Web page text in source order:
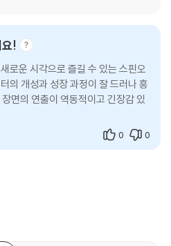
!
로운 시각으로 즐길 수 있는 스핀오
의 개성과 성장 과정이 잘 드러나 흥
면의 연출이 역동적이고 긴장감 있
재미가 살아 있으며, 깔끔한 작화와
0 0